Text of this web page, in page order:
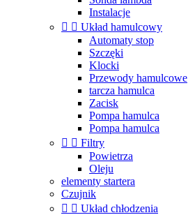
Instalacje
  Układ hamulcowy
Automaty stop
Szczęki
Klocki
Przewody hamulcowe
tarcza hamulca
Zacisk
Pompa hamulca
Pompa hamulca
  Filtry
Powietrza
Oleju
elementy startera
Czujnik
  Układ chłodzenia